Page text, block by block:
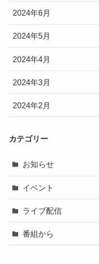
2024年6月
2024年5月
2024年4月
2024年3月
2024年2月
カテゴリー
お知らせ
イベント
ライブ配信
番組から